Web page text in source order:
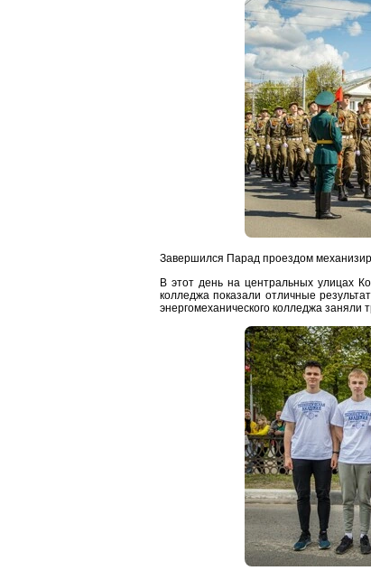
Завершился Парад проездом
В этот день на центральных улицах
колледжа показали отличные
энергомеханического колледжа заняли